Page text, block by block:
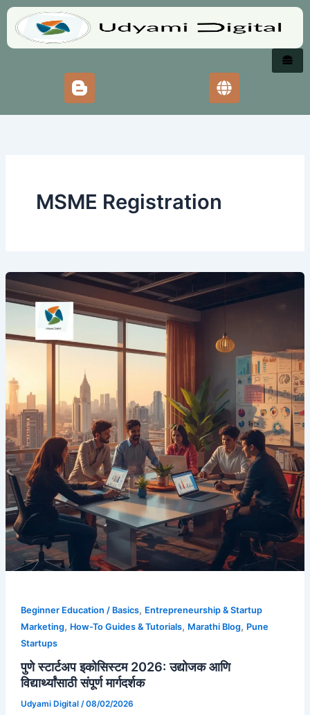
Skip
content
MSME Registration
Beginner Education / Basics, Entrepreneurship & Startup
Marketing, How-To Guides & Tutorials, Marathi Blog, Pune
Startups
पुणे स्टार्टअप इकोसिस्टम 2026: उद्योजक आणि
विद्यार्थ्यांसाठी संपूर्ण मार्गदर्शक
Udyami Digital /08/02/2026